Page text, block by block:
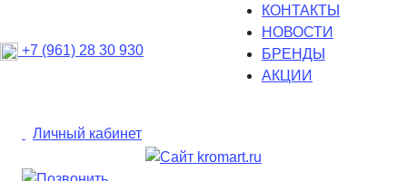
+7 (961) 28 30 930
КОНТАКТЫ
НОВОСТИ
БРЕНДЫ
АКЦИИ
Личный кабинет